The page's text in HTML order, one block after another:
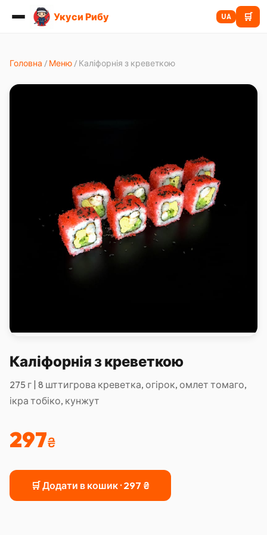
Укуси Рибу UA 🛒
Головна / Меню/ Каліфорнія з креветкою
Каліфорнія з креветкою
275 г | 8 шттигрова креветка, огірок, омлет томаго,
ікра тобіко, кунжут
297₴
🛒 Додати в кошик ·297 ₴